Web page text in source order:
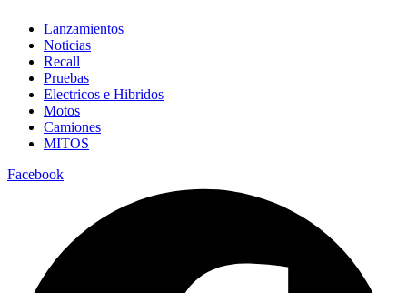
Lanzamientos
Noticias
Recall
Pruebas
Electricos e Hibridos
Motos
Camiones
MITOS
Facebook